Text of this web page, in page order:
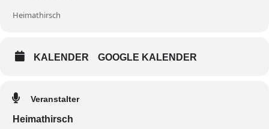
Heimathirsch
KALENDER GOOGLE KALENDER
Veranstalter
Heimathirsch